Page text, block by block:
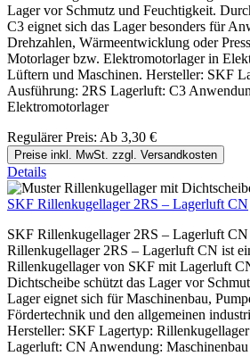
Lager vor Schmutz und Feuchtigkeit.
C3 eignet sich das Lager besonders für
Drehzahlen, Wärmeentwicklung oder
Motorlager bzw. Elektromotorlager in
Lüftern und Maschinen. Hersteller: SKF
Ausführung: 2RS Lagerluft: C3
Elektromotorlager
Regulärer Preis: Ab 3,30 €
Preise inkl. MwSt. zzgl. Versandkosten
Details
SKF Rillenkugellager 2RS – Lagerluft CN
SKF Rillenkugellager 2RS – Lagerluft
Rillenkugellager 2RS – Lagerluft CN ist
Rillenkugellager von SKF mit Lagerluft
Dichtscheibe schützt das Lager vor
Lager eignet sich für Maschinenbau,
Fördertechnik und den allgemeinen
Hersteller: SKF Lagertyp:
Lagerluft: CN Anwendung: